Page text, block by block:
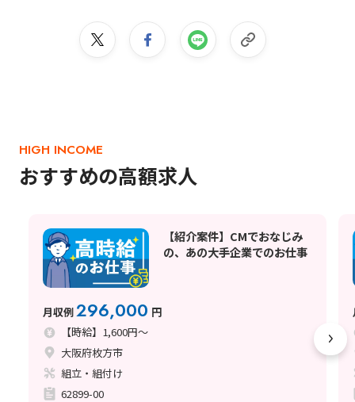
HIGH INCOME
おすすめの高額求人
【紹介案件】CMでおなじみ
の、あの大手企業でのお仕事
月収例296,000 円
【時給】1,600円～
大阪府枚方市
組立・組付け
62899-00